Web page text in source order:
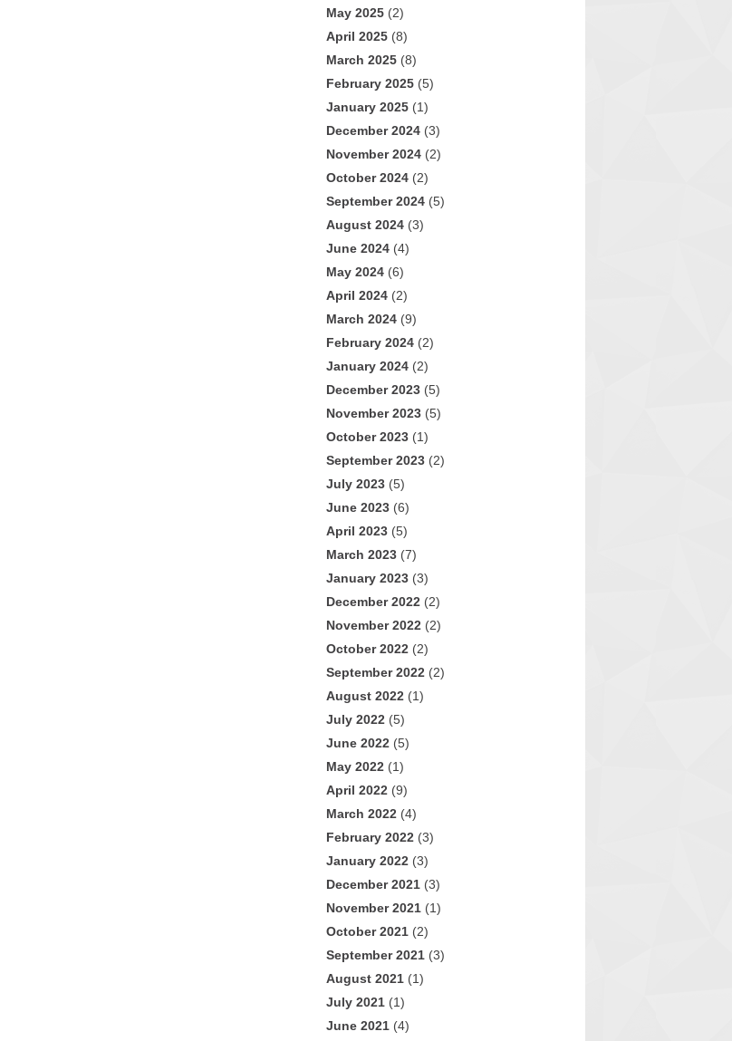
May 2025 (2)
April 2025 (8)
March 2025 (8)
February 2025 (5)
January 2025 (1)
December 2024 (3)
November 2024 (2)
October 2024 (2)
September 2024 (5)
August 2024 (3)
June 2024 (4)
May 2024 (6)
April 2024 (2)
March 2024 (9)
February 2024 (2)
January 2024 (2)
December 2023 (5)
November 2023 (5)
October 2023 (1)
September 2023 (2)
July 2023 (5)
June 2023 (6)
April 2023 (5)
March 2023 (7)
January 2023 (3)
December 2022 (2)
November 2022 (2)
October 2022 (2)
September 2022 (2)
August 2022 (1)
July 2022 (5)
June 2022 (5)
May 2022 (1)
April 2022 (9)
March 2022 (4)
February 2022 (3)
January 2022 (3)
December 2021 (3)
November 2021 (1)
October 2021 (2)
September 2021 (3)
August 2021 (1)
July 2021 (1)
June 2021 (4)